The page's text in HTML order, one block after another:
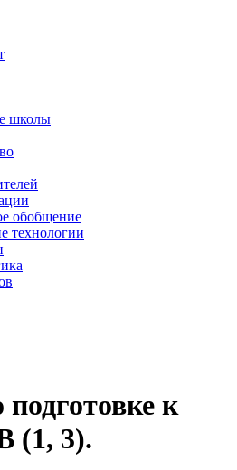
школы
обобщение
технологии
к
(1, 3).